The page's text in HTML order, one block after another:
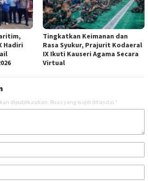
Hadiri
Tingkatkan Keimanan dan
Rasa Syukur, Prajurit Kodaeral
IX Ikuti Kauseri Agama Secara
Virtual
dipublikasikan. Ruas yang wajib ditandai *